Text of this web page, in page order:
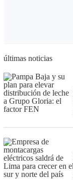
últimas noticias